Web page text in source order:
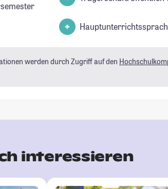
werden durch Zugriff auf den
interessieren